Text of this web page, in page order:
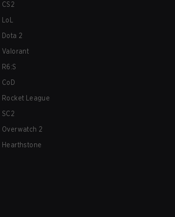
CS2
LoL
Dota 2
Valorant
R6:S
CoD
Rocket League
SC2
Overwatch 2
Hearthstone